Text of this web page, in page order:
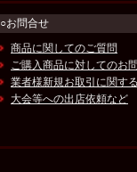
○お問合せ
商品に関してのご質問
ご購入商品に対してのお
業者様新規お取引に関す
大会等への出店依頼など